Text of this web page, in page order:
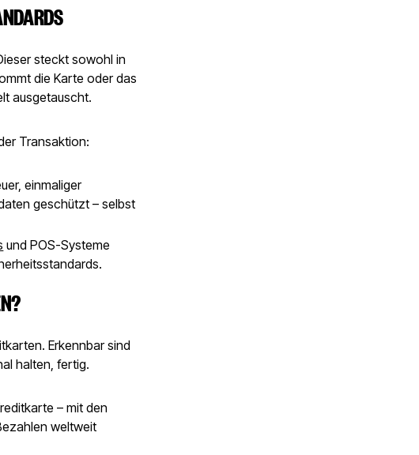
steckt sowohl in
die Karte oder das
ausgetauscht.
Transaktion:
einmaliger
geschützt – selbst
und POS-Systeme
Erkennbar sind
halten, fertig.
– mit den
weltweit